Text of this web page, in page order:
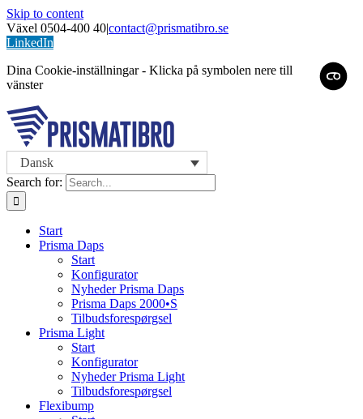
Skip to content
Växel 0504-400 40|contact@prismatibro.se
LinkedIn
Dina Cookie-inställningar - Klicka på symbolen nere till
vänster
Dansk
Search for:
Start
Prisma Daps
Start
Konfigurator
Nyheder Prisma Daps
Prisma Daps 2000•S
Tilbudsforespørgsel
Prisma Light
Start
Konfigurator
Nyheder Prisma Light
Tilbudsforespørgsel
Flexibump